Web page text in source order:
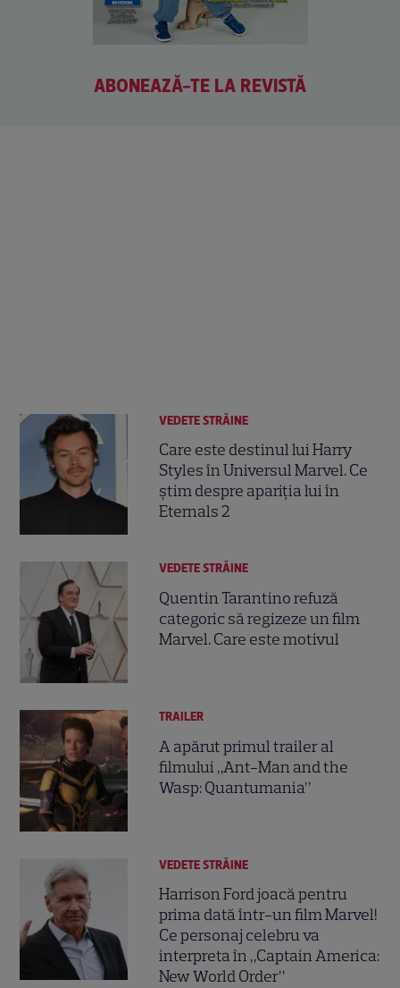
ABONEAZĂ-TE LA REVISTĂ
VEDETE STRĂINE
Care este destinul lui Harry
Styles în Universul Marvel. Ce
știm despre apariția lui în
Eternals 2
VEDETE STRĂINE
Quentin Tarantino refuză
categoric să regizeze un film
Marvel. Care este motivul
TRAILER
A apărut primul trailer al
filmului „Ant-Man and the
Wasp: Quantumania”
VEDETE STRĂINE
Harrison Ford joacă pentru
prima dată într-un film Marvel!
Ce personaj celebru va
interpreta în „Captain America:
New World Order”